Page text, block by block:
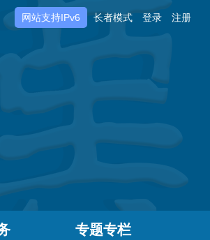
网站支持IPv6 长者模式 登录 注册
专题专栏